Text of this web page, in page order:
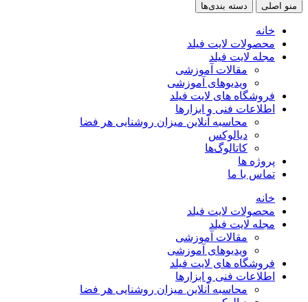
منو اصلی دسته بندی‌ها
خانه
محصولات لایت فیلد
مجله لایت فیلد
مقالات آموزشی
ویدیوهای آموزشی
فروشگاه های لایت فیلد
اطلاعات فنی و ابزارها
محاسبه آنلاین میزان روشنایی هر فضا
دیالوکس
کاتالوگ‌ها
پروژه ها
تماس با ما
خانه
محصولات لایت فیلد
مجله لایت فیلد
مقالات آموزشی
ویدیوهای آموزشی
فروشگاه های لایت فیلد
اطلاعات فنی و ابزارها
محاسبه آنلاین میزان روشنایی هر فضا